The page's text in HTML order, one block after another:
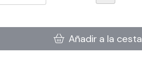
Añadir a la cesta